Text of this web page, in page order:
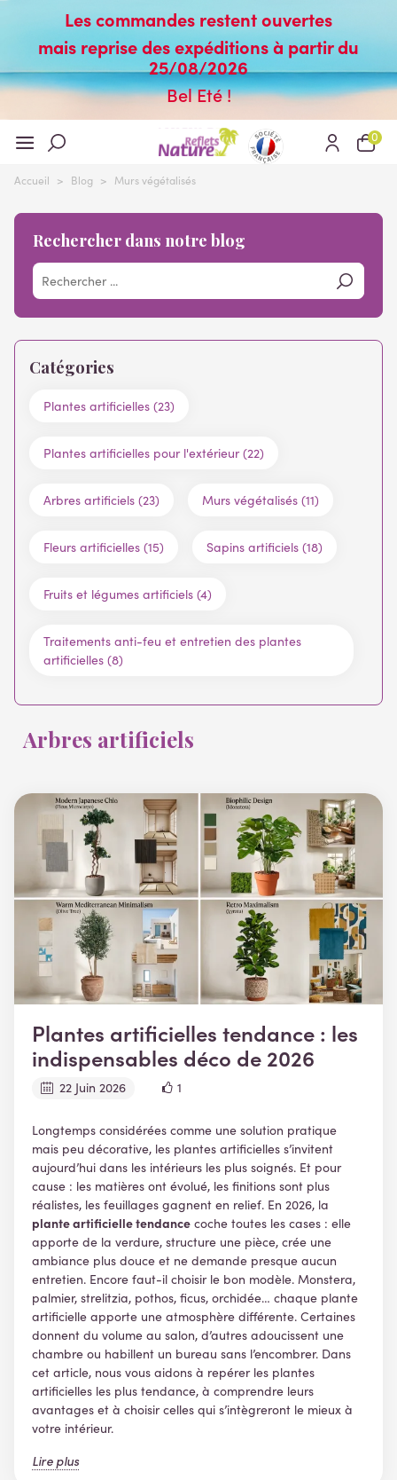
Les commandes restent ouvertes
mais reprise des expéditions à partir du
25/08/2026
Bel Eté !
0
Accueil > Blog > Murs végétalisés
Rechercher dans notre blog
Catégories
Plantes artificielles (23)
Plantes artificielles pour l'extérieur (22)
Arbres artificiels (23) Murs végétalisés (11)
Fleurs artificielles (15) Sapins artificiels (18)
Fruits et légumes artificiels (4)
Traitements anti-feu et entretien des plantes
artificielles (8)
Arbres artificiels
Plantes artificielles tendance : les
indispensables déco de 2026
22 Juin 2026 1
Longtemps considérées comme une solution pratique
mais peu décorative, les plantes artificielles s’invitent
aujourd’hui dans les intérieurs les plus soignés. Et pour
cause : les matières ont évolué, les finitions sont plus
réalistes, les feuillages gagnent en relief. En 2026, la
plante artificielle tendance coche toutes les cases : elle
apporte de la verdure, structure une pièce, crée une
ambiance plus douce et ne demande presque aucun
entretien. Encore faut-il choisir le bon modèle. Monstera,
palmier, strelitzia, pothos, ficus, orchidée… chaque plante
artificielle apporte une atmosphère différente. Certaines
donnent du volume au salon, d’autres adoucissent une
chambre ou habillent un bureau sans l’encombrer. Dans
cet article, nous vous aidons à repérer les plantes
artificielles les plus tendance, à comprendre leurs
avantages et à choisir celles qui s’intègreront le mieux à
votre intérieur.
Lire plus